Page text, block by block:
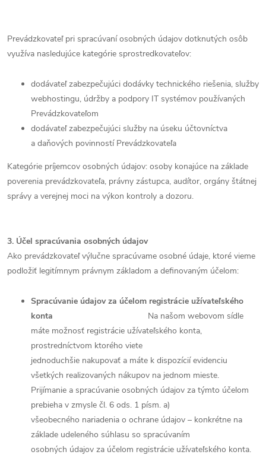
Prevádzkovateľ pri spracúvaní osobných údajov dotknutých osôb
využíva nasledujúce kategórie sprostredkovateľov:
dodávateľ zabezpečujúci dodávky technického riešenia, služby
webhostingu, údržby a podpory IT systémov používaných
Prevádzkovateľom
dodávateľ zabezpečujúci služby na úseku účtovníctva
a daňových povinností Prevádzkovateľa
Kategórie príjemcov osobných údajov: osoby konajúce na základe
poverenia prevádzkovateľa, právny zástupca, audítor, orgány štátnej
správy a verejnej moci na výkon kontroly a dozoru.
3. Účel spracúvania osobných údajov
Ako prevádzkovateľ výlučne spracúvame osobné údaje, ktoré vieme
podložiť legitímnym právnym základom a definovaným účelom:
Spracúvanie údajov za účelom registrácie užívateľského
konta
Na našom webovom sídle
máte možnosť registrácie užívateľského konta,
prostredníctvom ktorého viete
jednoduchšie nakupovať a máte k dispozícií evidenciu
všetkých realizovaných nákupov na jednom mieste.
Prijímanie a spracúvanie osobných údajov za týmto účelom
prebieha v zmysle čl. 6 ods. 1 písm. a)
všeobecného nariadenia o ochrane údajov – konkrétne na
základe udeleného súhlasu so spracúvaním
osobných údajov za účelom registrácie užívateľského konta.